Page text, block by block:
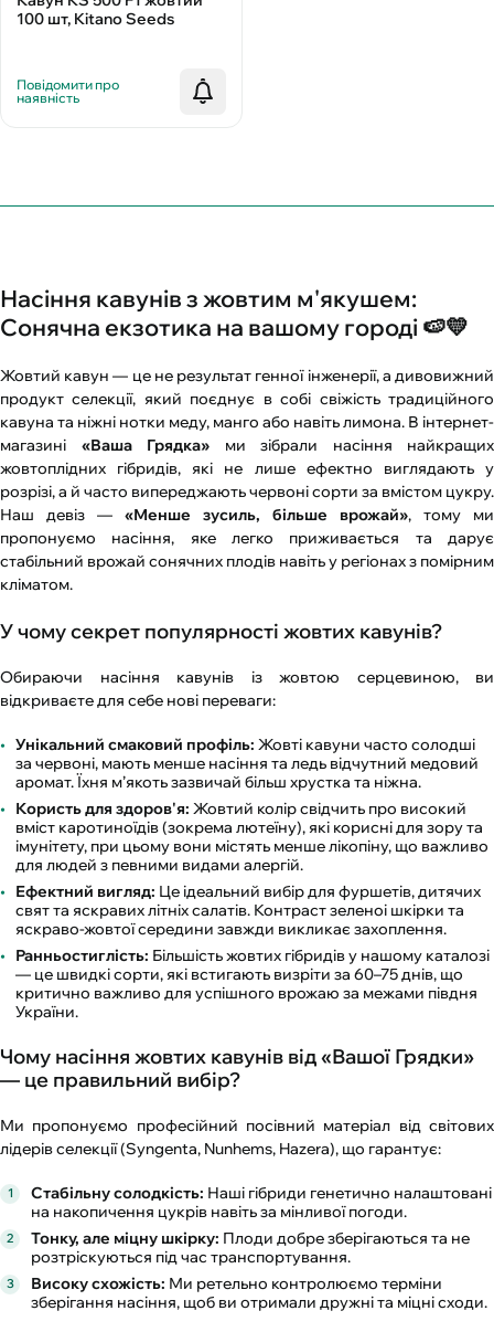
100 шт, Kitano Seeds
Повідомити про
наявність
Насіння кавунів з жовтим м'якушем:
Сонячна екзотика на вашому городі 🍉💛
Жовтий кавун — це не результат генної інженерії, а дивовижний
продукт селекції, який поєднує в собі свіжість традиційного
кавуна та ніжні нотки меду, манго або навіть лимона. В інтернет-
магазині «Ваша Грядка» ми зібрали насіння найкращих
жовтоплідних гібридів, які не лише ефектно виглядають у
розрізі, а й часто випереджають червоні сорти за вмістом цукру.
Наш девіз — «Менше зусиль, більше врожай», тому ми
пропонуємо насіння, яке легко приживається та дарує
стабільний врожай сонячних плодів навіть у регіонах з помірним
кліматом.
У чому секрет популярності жовтих кавунів?
Обираючи насіння кавунів із жовтою серцевиною, ви
відкриваєте для себе нові переваги:
Унікальний смаковий профіль: Жовті кавуни часто солодші
за червоні, мають менше насіння та ледь відчутний медовий
аромат. Їхня м’якоть зазвичай більш хрустка та ніжна.
Користь для здоров'я: Жовтий колір свідчить про високий
вміст каротиноїдів (зокрема лютеїну), які корисні для зору та
імунітету, при цьому вони містять менше лікопіну, що важливо
для людей з певними видами алергій.
Ефектний вигляд: Це ідеальний вибір для фуршетів, дитячих
свят та яскравих літніх салатів. Контраст зеленоі шкірки та
яскраво-жовтої середини завжди викликає захоплення.
Ранньостиглість: Більшість жовтих гібридів у нашому каталозі
— це швидкі сорти, які встигають визріти за 60–75 днів, що
критично важливо для успішного врожаю за межами півдня
України.
Чому насіння жовтих кавунів від «Вашої Грядки»
— це правильний вибір?
Ми пропонуємо професійний посівний матеріал від світових
лідерів селекції (Syngenta, Nunhems, Hazera), що гарантує:
Стабільну солодкість: Наші гібриди генетично налаштовані
на накопичення цукрів навіть за мінливої погоди.
Тонку, але міцну шкірку: Плоди добре зберігаються та не
розтріскуються під час транспортування.
Високу схожість: Ми ретельно контролюємо терміни
зберігання насіння, щоб ви отримали дружні та міцні сходи.